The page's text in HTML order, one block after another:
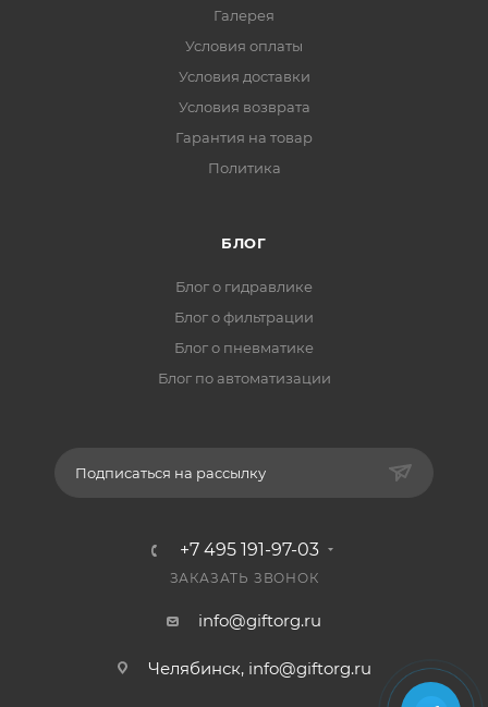
Галерея
Условия оплаты
Условия доставки
Условия возврата
Гарантия на товар
Политика
БЛОГ
Блог о гидравлике
Блог о фильтрации
Блог о пневматике
Блог по автоматизации
Подписаться на рассылку
+7 495 191-97-03
ЗАКАЗАТЬ ЗВОНОК
info@giftorg.ru
Челябинск, info@giftorg.ru